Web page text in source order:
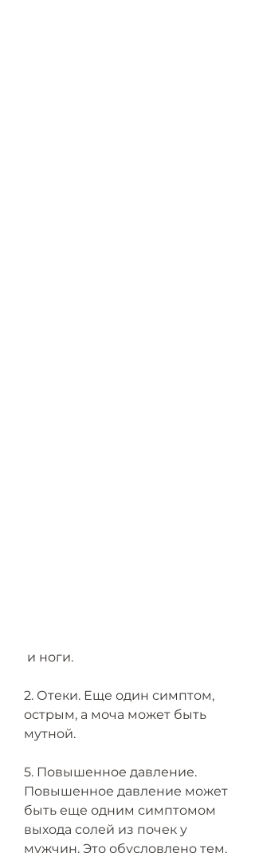
и ноги.
2. Отеки. Еще один симптом,
острым, а моча может быть
мутной.
5. Повышенное давление.
Повышенное давление может
быть еще одним симптомом
выхода солей из почек у
мужчин. Это обусловлено тем,